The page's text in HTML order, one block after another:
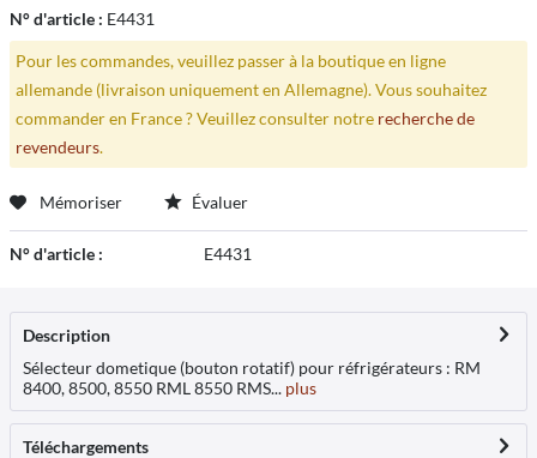
N° d'article : E4431
Pour les commandes, veuillez passer à la boutique en ligne
allemande (livraison uniquement en Allemagne). Vous souhaitez
commander en France ? Veuillez consulter notre recherche de
revendeurs.
Mémoriser Évaluer
N° d'article : E4431
Description
Sélecteur dometique (bouton rotatif) pour réfrigérateurs : RM
8400, 8500, 8550 RML 8550 RMS... plus
Téléchargements